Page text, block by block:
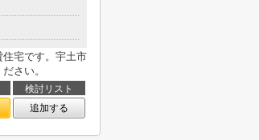
宅です。宇土市
さい。
検討リスト
追加する